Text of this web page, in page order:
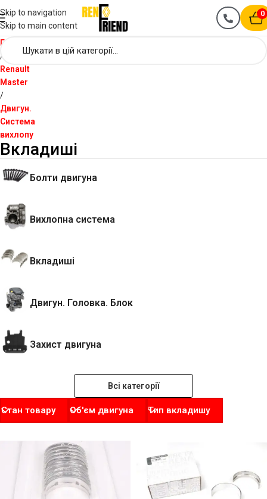
Skip to navigation
Skip to main content
0
Головна
Renault
Master
Двигун.
Система
вихлопу
Вкладиші
Болти двигуна
Вихлопна система
Вкладиші
Двигун. Головка. Блок
Захист двигуна
Всі категорії
Стан товару Об'єм двигуна Тип вкладишу